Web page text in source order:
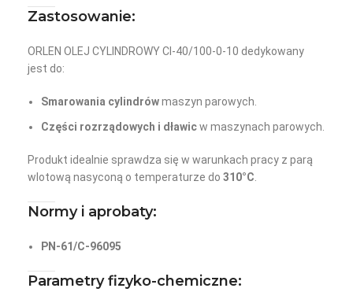
Zastosowanie:
ORLEN OLEJ CYLINDROWY CI-40/100-0-10 dedykowany
jest do:
Smarowania cylindrówmaszyn parowych.
Części rozrządowych i dławicw maszynach parowych.
Produkt idealnie sprawdza się w warunkach pracy z parą
wlotową nasyconą o temperaturze do 310°C.
Normy i aprobaty:
PN-61/C-96095
Parametry fizyko-chemiczne: